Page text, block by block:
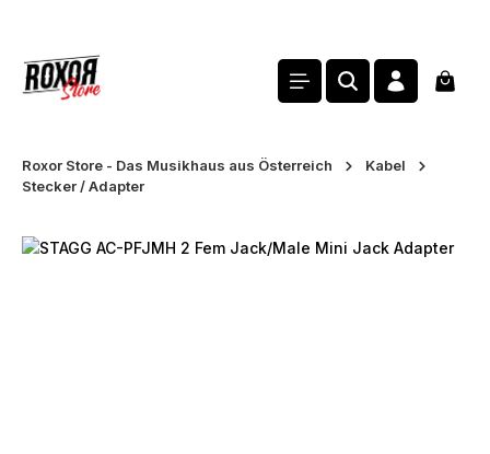
Roxor Store - Das Musikhaus aus Österreich
Kabel
Stecker / Adapter
Bildergalerie überspringen